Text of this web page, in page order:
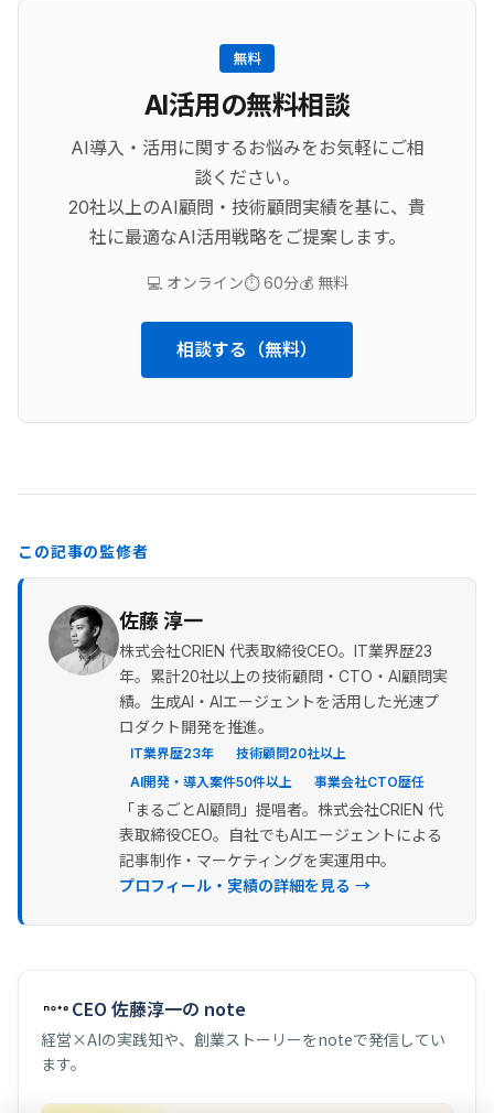
無料
AI活用の無料相談
AI導入・活用に関するお悩みをお気軽にご相
談ください。
20社以上のAI顧問・技術顧問実績を基に、貴
社に最適なAI活用戦略をご提案します。
💻 オンライン⏱️ 60分💰 無料
相談する（無料）
この記事の監修者
佐藤 淳一
株式会社CRIEN 代表取締役CEO。IT業界歴23
年。累計20社以上の技術顧問・CTO・AI顧問実
績。生成AI・AIエージェントを活用した光速プ
ロダクト開発を推進。
IT業界歴23年
技術顧問20社以上
AI開発・導入案件50件以上
事業会社CTO歴任
「まるごとAI顧問」提唱者。株式会社CRIEN 代
表取締役CEO。自社でもAIエージェントによる
記事制作・マーケティングを実運用中。
プロフィール・実績の詳細を見る →
CEO 佐藤淳一の note
経営×AIの実践知や、創業ストーリーをnoteで発信してい
ます。